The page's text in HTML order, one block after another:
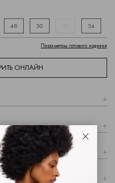
Закрыть
48 50 54
Параметры готового изделия
ОНЛАЙН